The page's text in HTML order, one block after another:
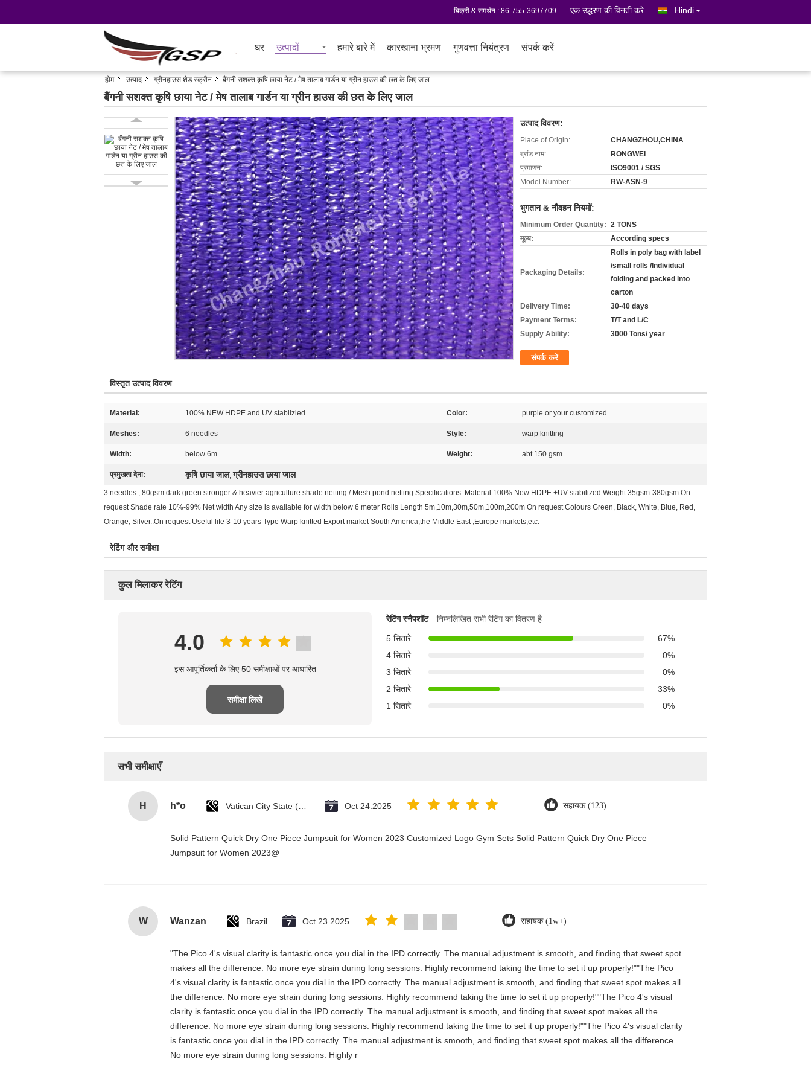
बिक्री & समर्थन : 86-755-3697709 एक उद्धरण की विनती करे Hindi
घर उत्पादों हमारे बारे में कारखाना भ्रमण गुणवत्ता नियंत्रण संपर्क करें
होम उत्पाद ग्रीनहाउस शेड स्क्रीन बैंगनी सशक्त कृषि छाया नेट / मेष तालाब गार्डन या ग्रीन हाउस की छत के लिए जाल
बैंगनी सशक्त कृषि छाया नेट / मेष तालाब गार्डन या ग्रीन हाउस की छत के लिए जाल
उत्पाद विवरण:
Place of Origin:
CHANGZHOU,CHINA
ब्रांड नाम:
RONGWEI
प्रमाणन:
ISO9001 / SGS
Model Number:
RW-ASN-9
भुगतान & नौवहन नियमों:
Minimum Order Quantity: 2 TONS
मूल्य:
According specs
Packaging Details:
Rolls in poly bag with label
/small rolls /Individual
folding and packed into
carton
Delivery Time:
30-40 days
Payment Terms:
T/T and L/C
Supply Ability:
3000 Tons/ year
संपर्क करें
विस्तृत उत्पाद विवरण
Material: 100% NEW HDPE and UV stabilzied Color: purple or your customized
Meshes: 6 needles Style: warp knitting
Width: below 6m Weight: abt 150 gsm
प्रमुखता देना: कृषि छाया जाल,ग्रीनहाउस छाया जाल
3 needles , 80gsm dark green stronger & heavier agriculture shade netting / Mesh pond netting Specifications: Material 100% New HDPE +UV stabilized Weight 35gsm-380gsm On
request Shade rate 10%-99% Net width Any size is available for width below 6 meter Rolls Length 5m,10m,30m,50m,100m,200m On request Colours Green, Black, White, Blue, Red,
Orange, Silver..On request Useful life 3-10 years Type Warp knitted Export market South America,the Middle East ,Europe markets,etc.
रेटिंग और समीक्षा
कुल मिलाकर रेटिंग
4.0
इस आपूर्तिकर्ता के लिए 50 समीक्षाओं पर आधारित
समीक्षा लिखें
रेटिंग स्नैपशॉट
निम्नलिखित सभी रेटिंग का वितरण है
5 सितारे
67%
4 सितारे
0%
3 सितारे
0%
2 सितारे
33%
1 सितारे
0%
सभी समीक्षाएँ
H h*o Oct 24.2025 सहायक (123)
Solid Pattern Quick Dry One Piece Jumpsuit for Women 2023 Customized Logo Gym Sets Solid Pattern Quick Dry One Piece
Jumpsuit for Women 2023@
W Wanzan Brazil Oct 23.2025 सहायक (1w+)
"The Pico 4's visual clarity is fantastic once you dial in the IPD correctly. The manual adjustment is smooth, and finding that sweet spot
makes all the difference. No more eye strain during long sessions. Highly recommend taking the time to set it up properly!""The Pico
4's visual clarity is fantastic once you dial in the IPD correctly. The manual adjustment is smooth, and finding that sweet spot makes all
the difference. No more eye strain during long sessions. Highly recommend taking the time to set it up properly!""The Pico 4's visual
clarity is fantastic once you dial in the IPD correctly. The manual adjustment is smooth, and finding that sweet spot makes all the
difference. No more eye strain during long sessions. Highly recommend taking the time to set it up properly!""The Pico 4's visual clarity
is fantastic once you dial in the IPD correctly. The manual adjustment is smooth, and finding that sweet spot makes all the difference.
No more eye strain during long sessions. Highly r